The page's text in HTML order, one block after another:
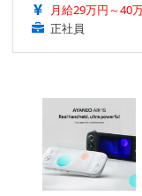
月給29万円～40
正社員